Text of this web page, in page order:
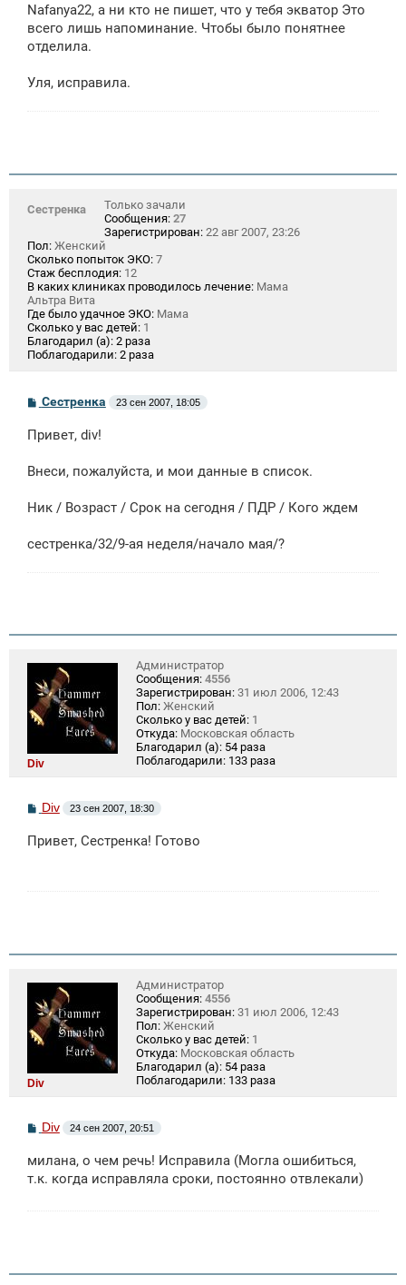
б
щ
н
Nafanya22, а ни кто не пишет, что у тебя экватор Это
всего лишь напоминание. Чтобы было понятнее
отделила.
Уля, исправила.
Сестренка
Только зачали
Сообщения: 27
Зарегистрирован: 22 авг 2007, 23:26
Пол: Женский
Сколько попыток ЭКО: 7
Стаж бесплодия: 12
В каких клиниках проводилось лечение: Мама
Альтра Вита
Где было удачное ЭКО: Мама
Сколько у вас детей: 1
Благодарил (а): 2 раза
Поблагодарили: 2 раза
С
о
б
н
Сестренка 23 сен 2007, 18:05
Привет, div!
Внеси, пожалуйста, и мои данные в список.
Ник / Возраст / Срок на сегодня / ПДР / Кого ждем
сестренка/32/9-ая неделя/начало мая/?
Div
Администратор
Сообщения: 4556
Зарегистрирован: 31 июл 2006, 12:43
Пол: Женский
Сколько у вас детей: 1
Откуда: Московская область
Благодарил (а): 54 раза
Поблагодарили: 133 раза
С
б
Div 23 сен 2007, 18:30
Привет, Сестренка! Готово
Div
Администратор
Сообщения: 4556
Зарегистрирован: 31 июл 2006, 12:43
Пол: Женский
Сколько у вас детей: 1
Откуда: Московская область
Благодарил (а): 54 раза
Поблагодарили: 133 раза
С
б
щ
Div 24 сен 2007, 20:51
милана, о чем речь! Исправила (Могла ошибиться,
т.к. когда исправляла сроки, постоянно отвлекали)